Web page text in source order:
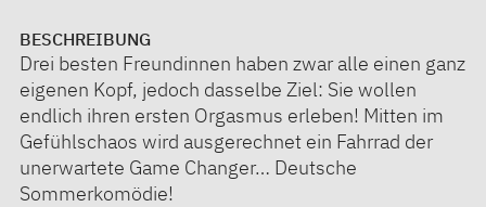
BESCHREIBUNG
Drei besten Freundinnen haben zwar alle einen ganz
eigenen Kopf, jedoch dasselbe Ziel: Sie wollen
endlich ihren ersten Orgasmus erleben! Mitten im
Gefühlschaos wird ausgerechnet ein Fahrrad der
unerwartete Game Changer… Deutsche
Sommerkomödie!